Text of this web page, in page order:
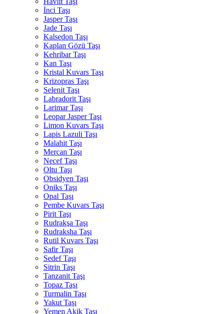
İnci Taşı
Jasper Taşı
Jade Taşı
Kalsedon Taşı
Kaplan Gözü Taşı
Kehribar Taşı
Kan Taşı
Kristal Kuvars Taşı
Krizopras Taşı
Selenit Taşı
Labradorit Taşı
Larimar Taşı
Leopar Jasper Taşı
Limon Kuvars Taşı
Lapis Lazuli Taşı
Malahit Taşı
Mercan Taşı
Necef Taşı
Oltu Taşı
Obsidyen Taşı
Oniks Taşı
Opal Taşı
Pembe Kuvars Taşı
Pirit Taşı
Rudrakşa Taşı
Rudraksha Taşı
Rutil Kuvars Taşı
Safir Taşı
Sedef Taşı
Sitrin Taşı
Tanzanit Taşı
Topaz Taşı
Turmalin Taşı
Yakut Taşı
Yemen Akik Taşı